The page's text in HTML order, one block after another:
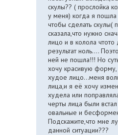
скулы?? ( прослойка
у меня) когда я пошла
чтобы сделать скулы(
сказала,что нужно
лицо и в колола
результат ноль....
ней не пошла!!! Но
хочу красивую форму,
худое лицо...меня
лица,и я её хочу
худела или
черты лица были
овальные и
Подскажите,что мне
данной ситуации???